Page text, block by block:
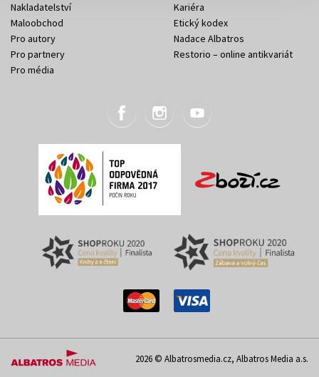
Nakladatelství
Maloobchod
Pro autory
Pro partnery
Pro média
Kariéra
Etický kodex
Nadace Albatros
Restorio – online antikvariát
2026 © Albatrosmedia.cz, Albatros Media a.s.